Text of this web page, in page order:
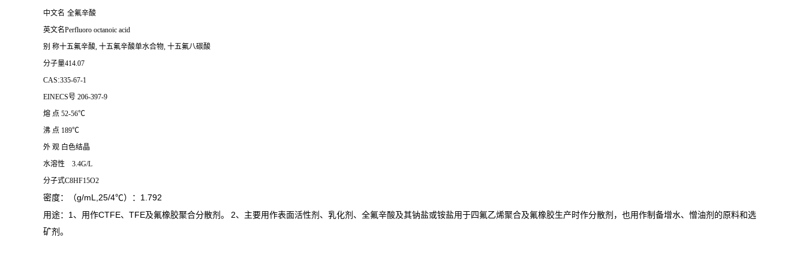
中文名 全氟辛酸
英文名Perfluoro octanoic acid
别 称十五氟辛酸, 十五氟辛酸单水合物, 十五氟八碳酸
分子量414.07
CAS:335-67-1
EINECS号 206-397-9
熔 点 52-56℃
沸 点 189℃
外 观 白色结晶
水溶性 3.4G/L
分子式C8HF15O2
密度：（g/mL,25/4℃）： 1.792
用途： 1、用作CTFE、 TFE及氟橡胶聚合分散剂 。 2、主要用作表面活性剂、乳化剂 、全氟辛酸及其钠盐或铵盐用于四氟乙烯聚合及氟橡胶生产时作分散剂，也用作制备增水、憎油剂的原料和选
矿剂。